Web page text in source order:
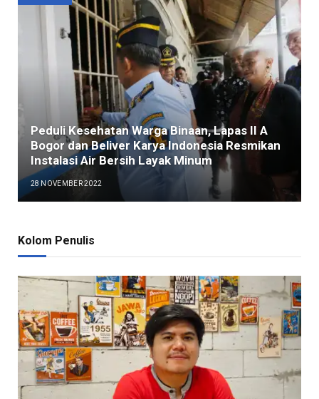
Peduli Kesehatan Warga Binaan, Lapas II A
Bogor dan Beliver Karya Indonesia Resmikan
Instalasi Air Bersih Layak Minum
28 NOVEMBER 2022
Kolom Penulis